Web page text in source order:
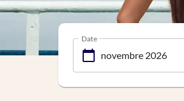
Date